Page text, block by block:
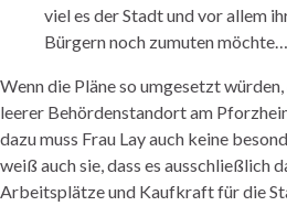
viel es der Stadt und vor allem
Bürgern noch zumuten möchte…
Wenn die Pläne so umgesetzt
leerer Behördenstandort am
dazu muss Frau Lay auch keine
weiß auch sie, dass es ausschließlich
Arbeitsplätze und Kaufkraft für die